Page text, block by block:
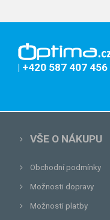
| +420 587 407 456
VŠE O NÁKUPU
Obchodní podmínky
Možnosti dopravy
Možnosti platby